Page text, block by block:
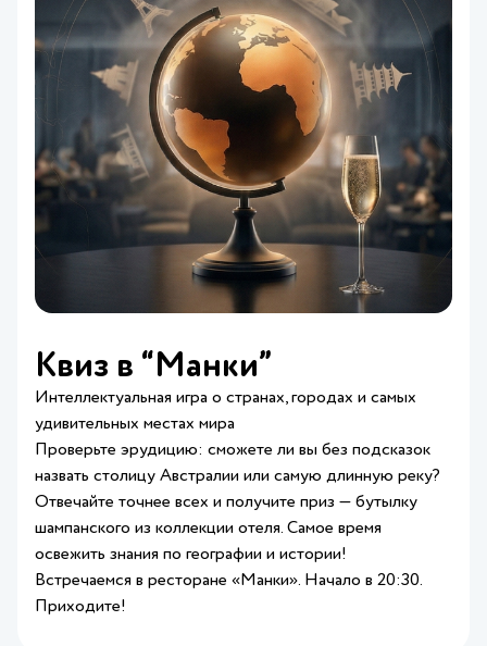
Квиз в “Манки”
Интеллектуальная игра о странах, городах и самых
удивительных местах мира
Проверьте эрудицию: сможете ли вы без подсказок
назвать столицу Австралии или самую длинную реку?
Отвечайте точнее всех и получите приз — бутылку
шампанского из коллекции отеля. Самое время
освежить знания по географии и истории!
Встречаемся в ресторане «Манки». Начало в 20:30.
Приходите!